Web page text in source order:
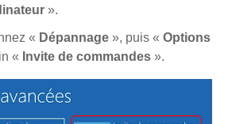
».
« Dépannage », puis « Options
« Invite de commandes ».